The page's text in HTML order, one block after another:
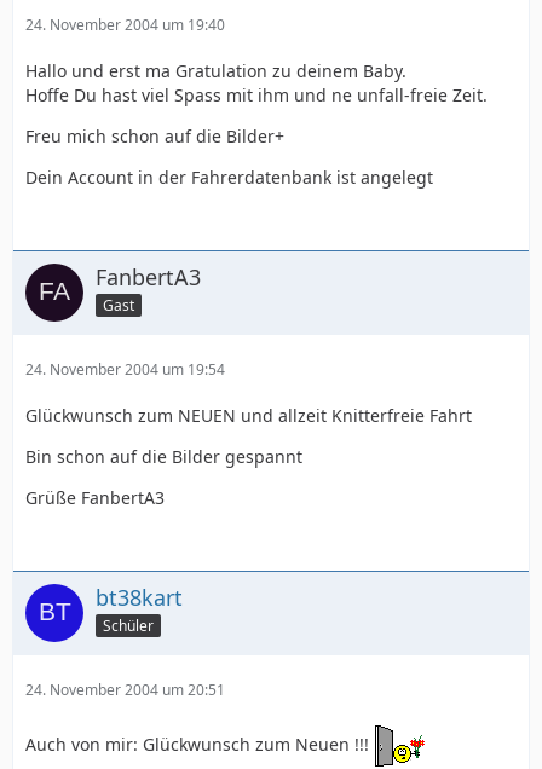
24. November 2004 um 19:40
Hallo und erst ma Gratulation zu deinem Baby.
Hoffe Du hast viel Spass mit ihm und ne unfall-freie Zeit.
Freu mich schon auf die Bilder+
Dein Account in der Fahrerdatenbank ist angelegt
FanbertA3
Gast
24. November 2004 um 19:54
Glückwunsch zum NEUEN und allzeit Knitterfreie Fahrt
Bin schon auf die Bilder gespannt
Grüße FanbertA3
bt38kart
Schüler
24. November 2004 um 20:51
Auch von mir: Glückwunsch zum Neuen !!!